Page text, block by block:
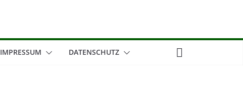
IMPRESSUM DATENSCHUTZ